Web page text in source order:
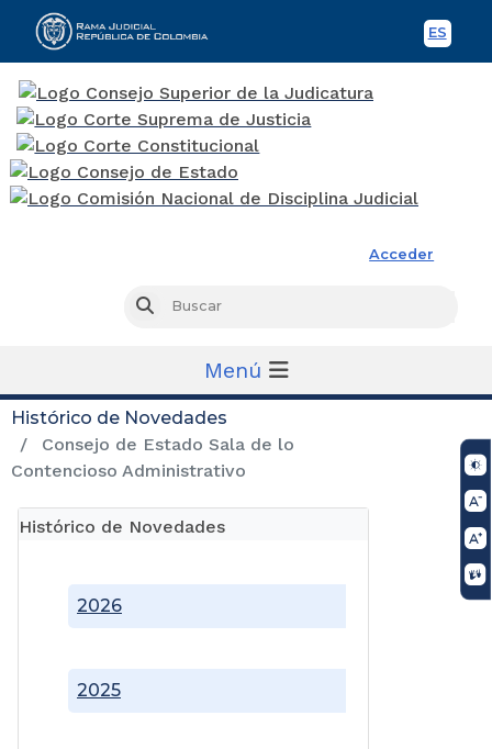
ES
Acceder
Buscar
Menú
Histórico de Novedades
Consejo de Estado Sala de lo
Contencioso Administrativo
Histórico de Novedades
2025
2026